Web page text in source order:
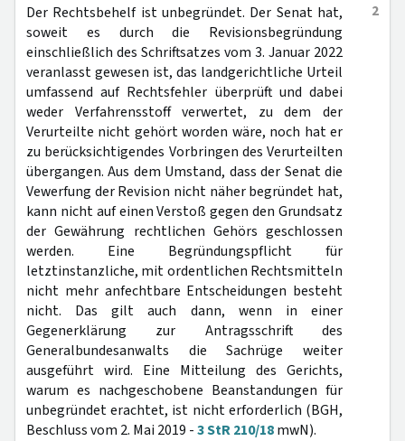
2
Der Rechtsbehelf ist unbegründet. Der Senat hat,
soweit es durch die Revisionsbegründung
einschließlich des Schriftsatzes vom 3. Januar 2022
veranlasst gewesen ist, das landgerichtliche Urteil
umfassend auf Rechtsfehler überprüft und dabei
weder Verfahrensstoff verwertet, zu dem der
Verurteilte nicht gehört worden wäre, noch hat er
zu berücksichtigendes Vorbringen des Verurteilten
übergangen. Aus dem Umstand, dass der Senat die
Vewerfung der Revision nicht näher begründet hat,
kann nicht auf einen Verstoß gegen den Grundsatz
der Gewährung rechtlichen Gehörs geschlossen
werden. Eine Begründungspflicht für
letztinstanzliche, mit ordentlichen Rechtsmitteln
nicht mehr anfechtbare Entscheidungen besteht
nicht. Das gilt auch dann, wenn in einer
Gegenerklärung zur Antragsschrift des
Generalbundesanwalts die Sachrüge weiter
ausgeführt wird. Eine Mitteilung des Gerichts,
warum es nachgeschobene Beanstandungen für
unbegründet erachtet, ist nicht erforderlich (BGH,
Beschluss vom 2. Mai 2019 -3 StR 210/18mwN).